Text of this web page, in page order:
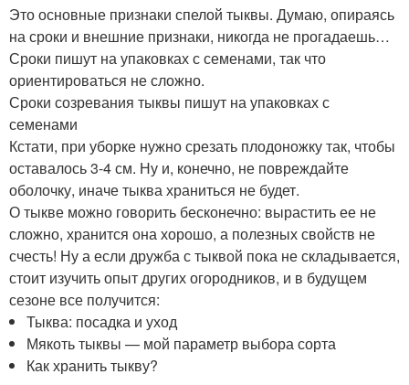
Это основные признаки спелой тыквы. Думаю, опираясь
на сроки и внешние признаки, никогда не прогадаешь…
Сроки пишут на упаковках с семенами, так что
ориентироваться не сложно.
Сроки созревания тыквы пишут на упаковках с
семенами
Кстати, при уборке нужно срезать плодоножку так, чтобы
оставалось 3-4 см. Ну и, конечно, не повреждайте
оболочку, иначе тыква храниться не будет.
О тыкве можно говорить бесконечно: вырастить ее не
сложно, хранится она хорошо, а полезных свойств не
счесть! Ну а если дружба с тыквой пока не складывается,
стоит изучить опыт других огородников, и в будущем
сезоне все получится:
Тыква: посадка и уход
Мякоть тыквы — мой параметр выбора сорта
Как хранить тыкву?